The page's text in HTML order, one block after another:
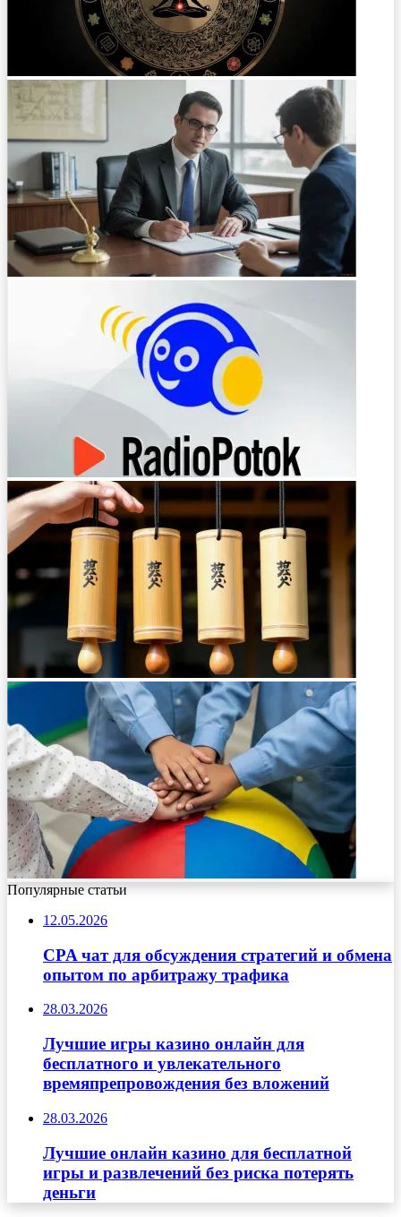
Популярные статьи
12.05.2026
CPA чат для обсуждения стратегий и обмена
опытом по арбитражу трафика
28.03.2026
Лучшие игры казино онлайн для
бесплатного и увлекательного
времяпрепровождения без вложений
28.03.2026
Лучшие онлайн казино для бесплатной
игры и развлечений без риска потерять
деньги